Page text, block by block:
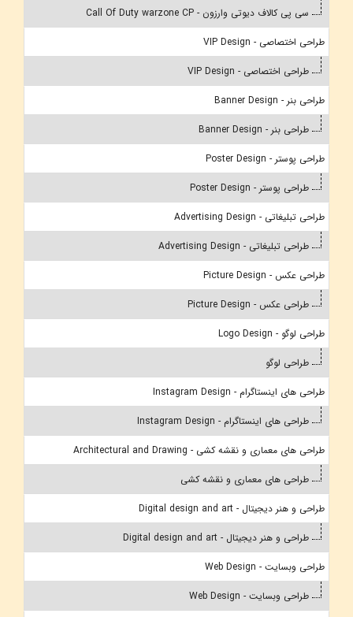
سی پی کالاف دیوتی وارزون - Call Of Duty warzone CP
طراحی اختصاصی - VIP Design
طراحی اختصاصی - VIP Design
طراحی بنر - Banner Design
طراحی بنر - Banner Design
طراحی پوستر - Poster Design
طراحی پوستر - Poster Design
طراحی تبلیغاتی - Advertising Design
طراحی تبلیغاتی - Advertising Design
طراحی عکس - Picture Design
طراحی عکس - Picture Design
طراحی لوگو - Logo Design
طراحی لوگو
طراحی های اینستاگرام - Instagram Design
طراحی های اینستاگرام - Instagram Design
طراحی های معماری و نقشه کشی - Architectural and Drawing
طراحی های معماری و نقشه کشی
طراحی و هنر دیجیتال - Digital design and art
طراحی و هنر دیجیتال - Digital design and art
طراحی وبسایت - Web Design
طراحی وبسایت - Web Design